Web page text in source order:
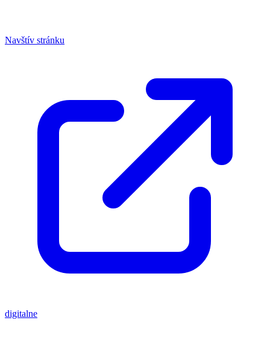
Navštív stránku
digitalne